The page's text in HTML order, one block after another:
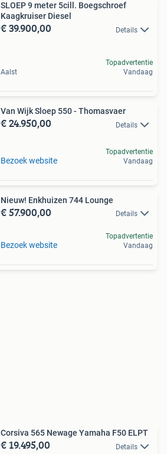
SLOEP 9 meter 5cill. Boegschroef
Kaagkruiser Diesel
€ 39.900,00 Details
Aalst
Topadvertentie
Vandaag
Van Wijk Sloep 550 - Thomasvaer
€ 24.950,00 Details
Bezoek website
Topadvertentie
Vandaag
Nieuw! Enkhuizen 744 Lounge
€ 57.900,00 Details
Bezoek website
Topadvertentie
Vandaag
Corsiva 565 Newage Yamaha F50 ELPT
€ 19.495,00 Details